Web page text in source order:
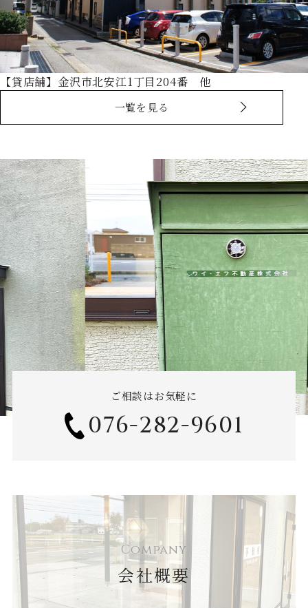
【貸店舗】金沢市北安江1丁目204番 他
一覧を見る
ご相談はお気軽に
076-282-9601
Company
会社概要